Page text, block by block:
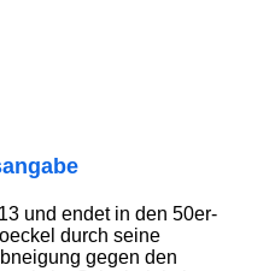
und endet in den 50er-
durch seine
gegen den